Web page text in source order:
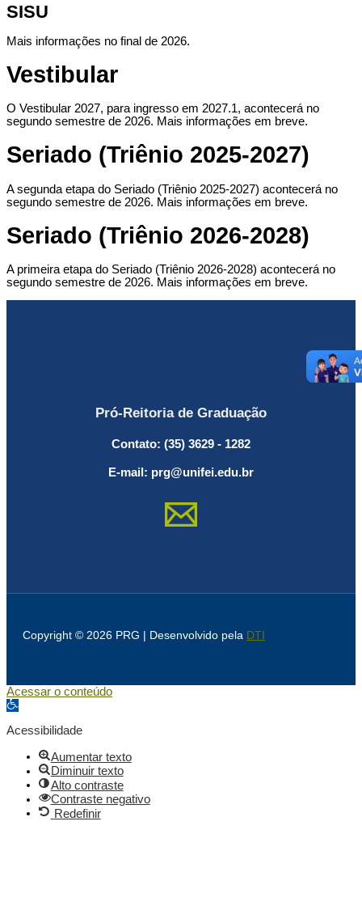
SISU
Mais informações no final de 2026.
Vestibular
O Vestibular 2027, para ingresso em 2027.1, acontecerá no
segundo semestre de 2026. Mais informações em breve.
Seriado (Triênio 2025-2027)
A segunda etapa do Seriado (Triênio 2025-2027) acontecerá no
segundo semestre de 2026. Mais informações em breve.
Seriado (Triênio 2026-2028)
A primeira etapa do Seriado (Triênio 2026-2028) acontecerá no
segundo semestre de 2026. Mais informações em breve.
Pró-Reitoria de Graduação
Contato: (35) 3629 - 1282
E-mail: prg@unifei.edu.br
Copyright © 2026 PRG | Desenvolvido pela DTI
Acessar o conteúdo
Abrir a barra de ferramentas
Acessibilidade
Aumentar texto
Diminuir texto
Alto contraste
Contraste negativo
Redefinir